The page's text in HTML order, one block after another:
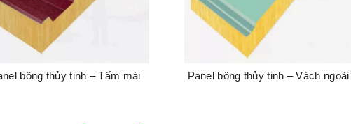
bông thủy tinh – Tấm mái Panel bông thủy tinh – Vách ngoài